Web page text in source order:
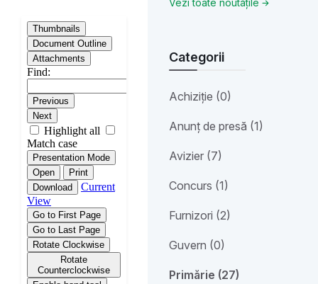
Vezi toate noutățile
Categorii
Achiziție (0)
Anunț de presă (1)
Avizier (7)
Concurs (1)
Furnizori (2)
Guvern (0)
Primărie (27)